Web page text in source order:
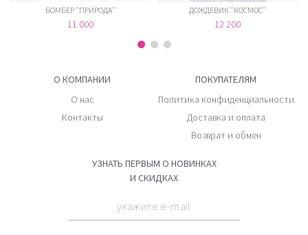
БОМБЕР "ПРИРОДА"
11 000
ДОЖДЕВИК "КОСМОС"
12 200
О КОМПАНИИ
О нас
Контакты
ПОКУПАТЕЛЯМ
Политика конфиденциальности
Доставка и оплата
Возврат и обмен
УЗНАТЬ ПЕРВЫМ О НОВИНКАХ
И СКИДКАХ